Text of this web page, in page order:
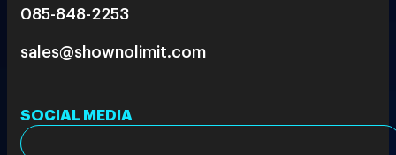
085-848-2253
sales@shownolimit.com
SOCIAL MEDIA